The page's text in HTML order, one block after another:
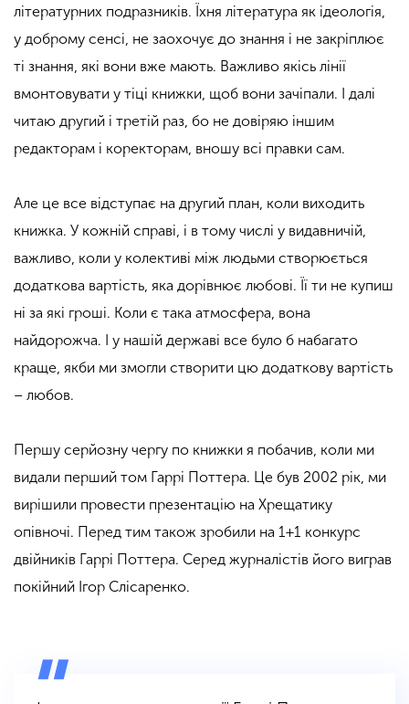
літературних подразників. Їхня література як ідеологія,
у доброму сенсі, не заохочує до знання і не закріплює
ті знання, які вони вже мають. Важливо якісь лінії
вмонтовувати у тіці книжки, щоб вони зачіпали. І далі
читаю другий і третій раз, бо не довіряю іншим
редакторам і коректорам, вношу всі правки сам.
Але це все відступає на другий план, коли виходить
книжка. У кожній справі, і в тому числі у видавничій,
важливо, коли у колективі між людьми створюється
додаткова вартість, яка дорівнює любові. Її ти не купиш
ні за які гроші. Коли є така атмосфера, вона
найдорожча. І у нашій державі все було б набагато
краще, якби ми змогли створити цю додаткову вартість
– любов.
Першу серйозну чергу по книжки я побачив, коли ми
видали перший том Гаррі Поттера. Це був 2002 рік, ми
вирішили провести презентацію на Хрещатику
опівночі. Перед тим також зробили на 1+1 конкурс
двійників Гаррі Поттера. Серед журналістів його виграв
покійний Ігор Слісаренко.